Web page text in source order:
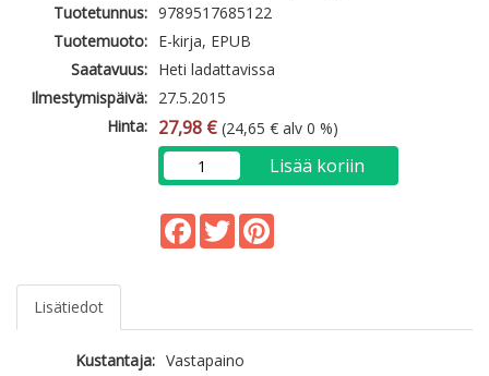
Tuotetunnus: 9789517685122
Tuotemuoto: E-kirja, EPUB
Saatavuus: Heti ladattavissa
Ilmestymispäivä: 27.5.2015
Hinta: 27,98 € (24,65 € alv 0 %)
Lisää koriin
Facebook
Twitter
Lisätiedot
Kustantaja: Vastapaino